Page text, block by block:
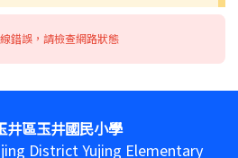
錯誤，請檢查網路狀態
井區玉井國民小學
District Yujing Elementary